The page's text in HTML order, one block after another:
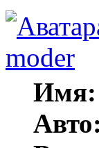
moder
Имя:
Авто: